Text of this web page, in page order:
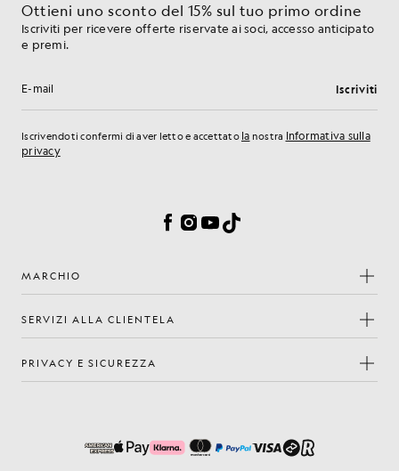
Ottieni uno sconto del 15% sul tuo primo ordine
Iscriviti per ricevere offerte riservate ai soci, accesso anticipato
e premi.
Indirizzo e-mail Iscriviti
Iscrivendoti confermi di aver letto e accettato la nostra Informativa sulla
privacy
Facebook
Instagram
YouTube
TikTok
MARCHIO
SERVIZI ALLA CLIENTELA
PRIVACY E SICUREZZA